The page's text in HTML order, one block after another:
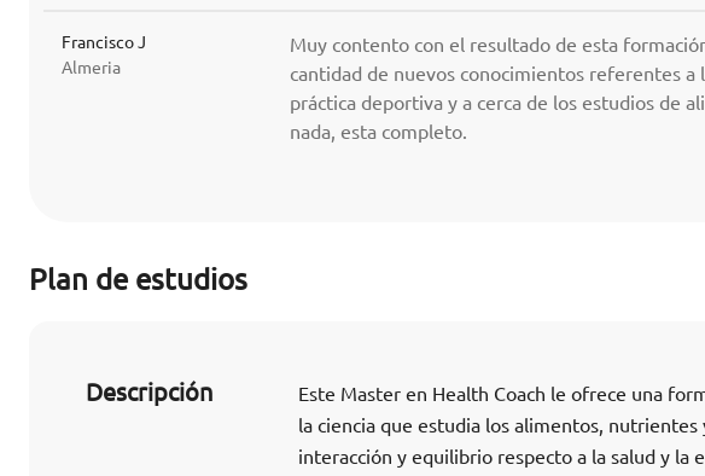
Francisco J
Almeria
Muy contento con el resultado de esta
cantidad de nuevos conocimientos referentes a
práctica deportiva y a cerca de los estudios de
nada, esta completo.
Plan de estudios
Descripción
Este Master en Health Coach le ofrece una
la ciencia que estudia los alimentos, nutrientes
interacción y equilibrio respecto a la salud y la